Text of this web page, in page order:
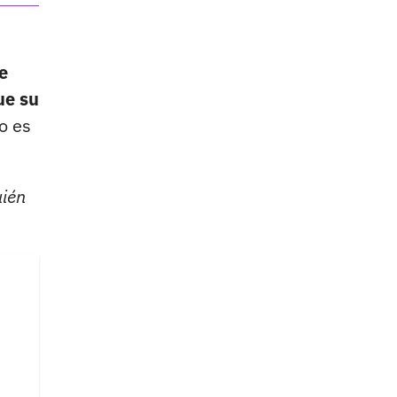
su
es